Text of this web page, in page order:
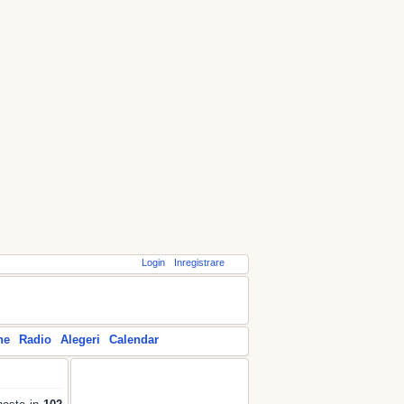
Login Inregistrare
Radio Alegeri Calendar